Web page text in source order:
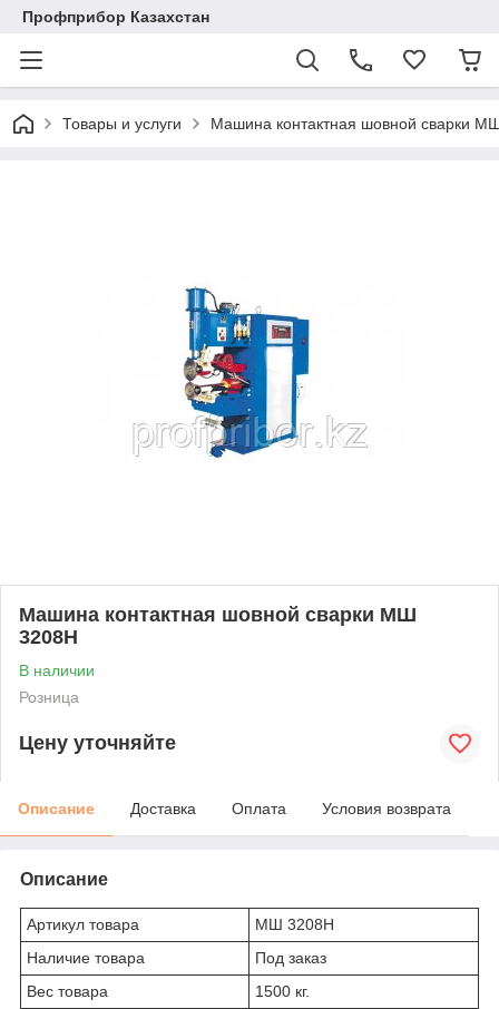
Профприбор Казахстан
Товары и услуги Машина контактная шовной сварки
Машина контактная шовной сварки МШ
3208Н
В наличии
Розница
Цену уточняйте
Описание Доставка Оплата Условия возврата
Описание
Артикул товара
МШ 3208Н
Наличие товара
Под заказ
Вес товара
1500 кг.